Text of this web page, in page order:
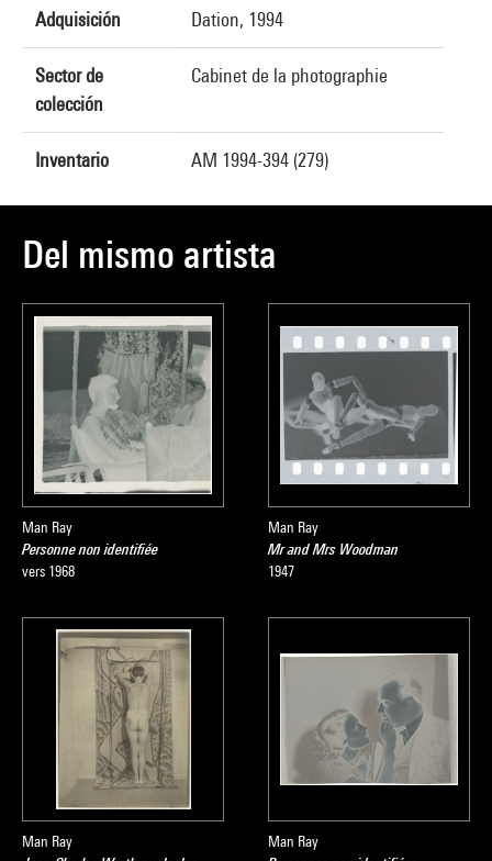
Adquisición Dation, 1994
Sector de
colección
Cabinet de la photographie
Inventario AM 1994-394 (279)
Del mismo artista
Man Ray
Personne non identifiée
vers 1968
Man Ray
Mr and Mrs Woodman
1947
Man Ray
Man Ray